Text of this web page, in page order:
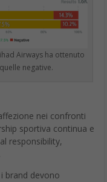
Airways ha ottenuto
sportiva continua e
responsibility,
devono
posizione nel